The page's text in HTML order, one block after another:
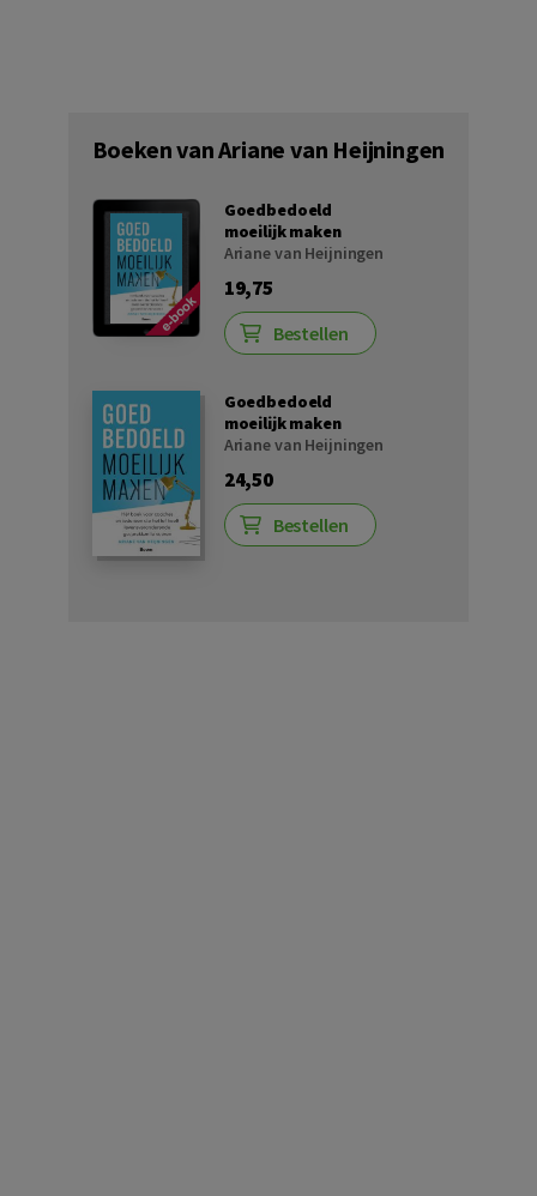
Boeken van Ariane van Heijningen
Goedbedoeld
moeilijk maken
Ariane van Heijningen
19,75
Bestellen
Goedbedoeld
moeilijk maken
Ariane van Heijningen
24,50
Bestellen